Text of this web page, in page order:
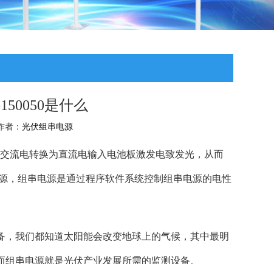
是什么
： 光伏组串电源
流电转换为直流电输入电池板激发电致发光，从而
，组串电源是通过程序软件系统控制组串电源的电性
我们都知道太阳能会改变地球上的气候，其中最明
串电源就是光伏产业发展所需的监测设备。